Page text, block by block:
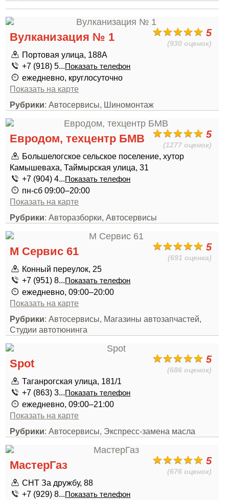
5
(930 оценок)
Вулканизация № 1
Портовая улица, 188А
+7 (918) 5...Показать телефон
ежедневно, круглосуточно
Показать на карте
Рубрики: Автосервисы, Шиномонтаж
5
(1277 оценок)
Евродом, техцентр БМВ
Большелогское сельское поселение, хутор
Камышеваха, Таймырская улица, 31
+7 (904) 4...Показать телефон
пн-сб 09:00–20:00
Показать на карте
Рубрики: Авторазборки, Автосервисы
5
(691 оценка)
М Сервис 61
Конный переулок, 25
+7 (951) 8...Показать телефон
ежедневно, 09:00–20:00
Показать на карте
Рубрики: Автосервисы, Магазины автозапчастей,
Студии автотюнинга
5
(686 оценок)
Spot
Таганрогская улица, 181/1
+7 (863) 3...Показать телефон
ежедневно, 09:00–21:00
Показать на карте
Рубрики: Автосервисы, Экспресс-замена масла
5
(676 оценок)
МастерГаз
СНТ За дружбу, 88
+7 (929) 8...Показать телефон